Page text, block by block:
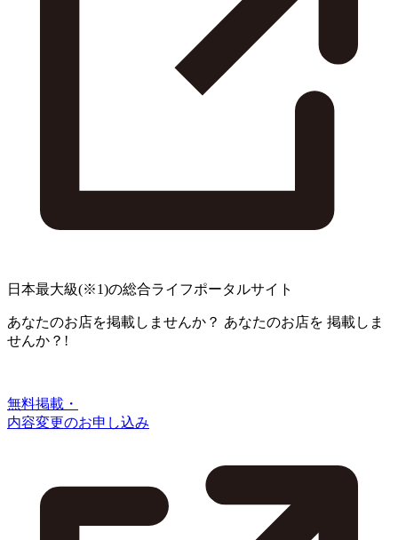
日本最大級(※1)の総合ライフポータルサイト
あなたのお店を掲載しませんか？ あなたのお店を 掲載しま
せんか？!
無料掲載・
内容変更のお申し込み